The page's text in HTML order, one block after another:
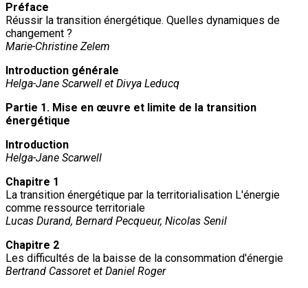
Préface
Réussir la transition énergétique. Quelles dynamiques de
changement ?
Marie-Christine Zelem
Introduction générale
Helga-Jane Scarwell et Divya Leducq
Partie 1. Mise en œuvre et limite de la transition
énergétique
Introduction
Helga-Jane Scarwell
Chapitre 1
La transition énergétique par la territorialisation L'énergie
comme ressource territoriale
Lucas Durand, Bernard Pecqueur, Nicolas Senil
Chapitre 2
Les difficultés de la baisse de la consommation d'énergie
Bertrand Cassoret et Daniel Roger